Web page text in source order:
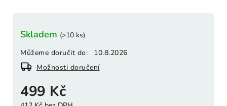
499 Kč
Skladem (>10 ks)
Můžeme doručit do:
10.8.2026
Možnosti doručení